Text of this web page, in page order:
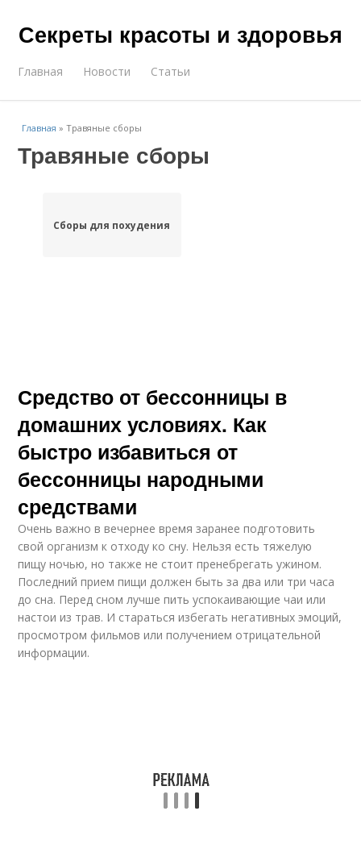
Секреты красоты и здоровья
Главная Новости Статьи
Главная »Травяные сборы
Травяные сборы
Сборы для похудения
Средство от бессонницы в
домашних условиях. Как
быстро избавиться от
бессонницы народными
средствами
Очень важно в вечернее время заранее подготовить
свой организм к отходу ко сну. Нельзя есть тяжелую
пищу ночью, но также не стоит пренебрегать ужином.
Последний прием пищи должен быть за два или три часа
до сна. Перед сном лучше пить успокаивающие чаи или
настои из трав. И стараться избегать негативных эмоций,
просмотром фильмов или получением отрицательной
информации.